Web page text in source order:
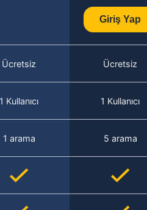
Giriş Yap
Ücretsiz Ücretsiz
1 Kullanıcı 1 Kullanıcı
1 arama 5 arama